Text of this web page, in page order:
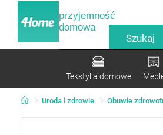
przyjemność
domowa
Tekstylia domowe
Uroda i zdrowie Obuwie